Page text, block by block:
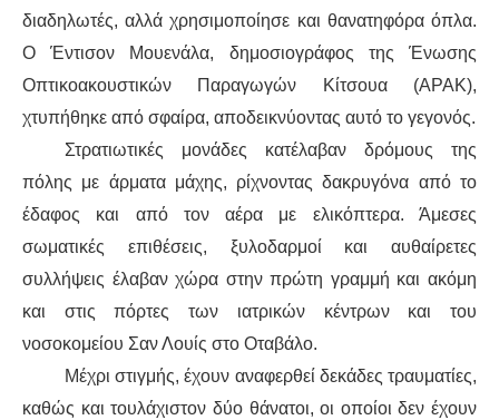
διαδηλωτές, αλλά χρησιμοποίησε και θανατηφόρα όπλα.
Ο Έντισον Μουενάλα, δημοσιογράφος της Ένωσης
Οπτικοακουστικών Παραγωγών Κίτσουα (APAK),
χτυπήθηκε από σφαίρα, αποδεικνύοντας αυτό το γεγονός.
Στρατιωτικές μονάδες κατέλαβαν δρόμους της
πόλης με άρματα μάχης, ρίχνοντας δακρυγόνα από το
έδαφος και από τον αέρα με ελικόπτερα. Άμεσες
σωματικές επιθέσεις, ξυλοδαρμοί και αυθαίρετες
συλλήψεις έλαβαν χώρα στην πρώτη γραμμή και ακόμη
και στις πόρτες των ιατρικών κέντρων και του
νοσοκομείου Σαν Λουίς στο Οταβάλο.
Μέχρι στιγμής, έχουν αναφερθεί δεκάδες τραυματίες,
καθώς και τουλάχιστον δύο θάνατοι, οι οποίοι δεν έχουν